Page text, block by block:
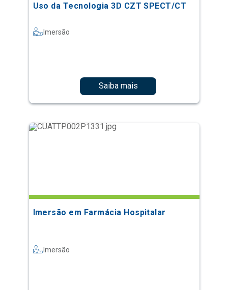
Uso da Tecnologia 3D CZT SPECT/CT
Imersão
Saiba mais
Imersão em Farmácia Hospitalar
Imersão